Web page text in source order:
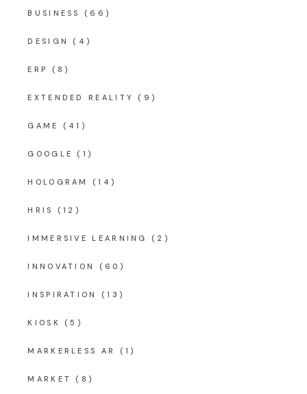
BUSINESS (66)
DESIGN (4)
ERP (8)
EXTENDED REALITY (9)
GAME (41)
GOOGLE (1)
HOLOGRAM (14)
HRIS (12)
IMMERSIVE LEARNING (2)
INNOVATION (60)
INSPIRATION (13)
KIOSK (5)
MARKERLESS AR (1)
MARKET (8)